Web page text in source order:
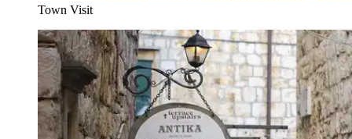
Town Visit